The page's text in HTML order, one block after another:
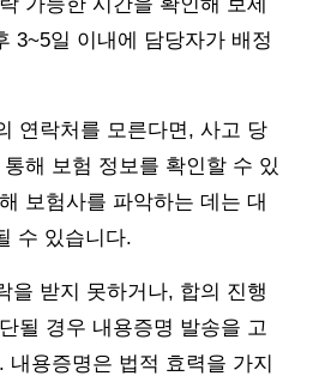
3~5일 이내에 담당자가 배정
연락처를 모른다면, 사고 당
해 보험 정보를 확인할 수 있
보험사를 파악하는 데는 대
수 있습니다.
을 받지 못하거나, 합의 진행
될 경우 내용증명 발송을 고
내용증명은 법적 효력을 가지